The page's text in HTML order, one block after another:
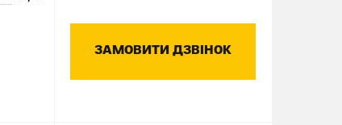
ЗАМОВИТИ ДЗВІНОК